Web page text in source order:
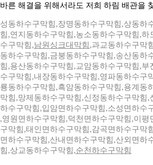
른 해결을 위해서라도 저희 하림 배관을
동하수구막힘,장명동하수구막힘,상동하
,연지동하수구막힘,농소동하수구막힘,하
구막힘,남원싱크대막힘,과교동하수구막
하수구막힘,금붕동하수구막힘,송산동하
,용산동하수구막힘,교암동하수구막힘,부
구막힘,내장동하수구막힘,영파동하수구
동하수구막힘,흑암동하수구막힘,용계동
힘,망제동하수구막힘,신정동하수구막힘,
수구막힘,입암면하수구막힘,소성면하수
영원면하수구막힘,덕천면하수구막힘,이평
막힘,태인면하수구막힘,감곡면하수구막
하수구막힘,산내면하수구막힘,산외면하
,상교동하수구막힘,순천하수구막힘